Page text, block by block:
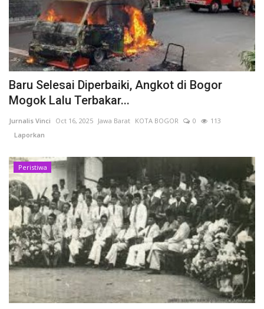
Kesehatan
Layanan Publik
Perempuan/Anak
Baru Selesai Diperbaiki, Angkot di Bogor
Mogok Lalu Terbakar...
Jurnalis Vinci Oct 16, 2025 Jawa Barat KOTA BOGOR 0
113
Laporkan
Peristiwa